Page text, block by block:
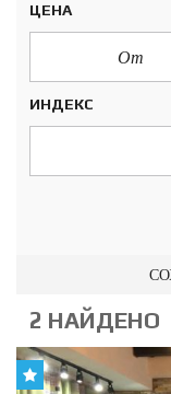
ЦЕНА
ИНДЕКС
2 НАЙДЕНО